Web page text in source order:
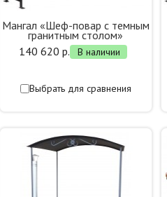
Мангал «Шеф-повар с темным
гранитным столом»
140 620 р.
В наличии
Выбрать для сравнения